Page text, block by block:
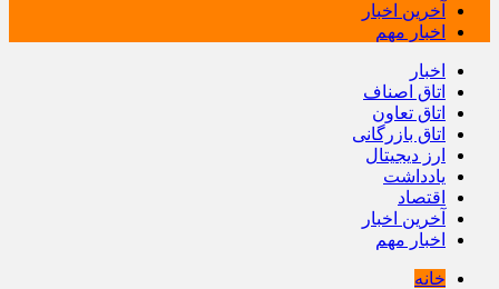
آخرین اخبار
اخبار مهم
اخبار
اتاق اصناف
اتاق تعاون
اتاق بازرگانی
ارز دیجیتال
یادداشت
اقتصاد
آخرین اخبار
اخبار مهم
خانه